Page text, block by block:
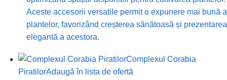
Aceste accesorii versatile permit o expunere mai bună a
plantelor, favorizând creșterea sănătoasă și prezentarea
elegantă a acestora.
Complexul Corabia
PiratilorAdaugă în lista de ofertă